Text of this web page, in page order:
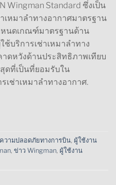
Wingman Standard ซึ่งเป็น
เหมาลำทางอากาศมาตรฐาน
นดเกณฑ์มาตรฐานด้าน
บริการเช่าเหมาลำทาง
ดหวังด้านประสิทธิภาพเทียบ
ดที่เป็นที่ยอมรับใน
ช่าเหมาลำทางอากาศ.
ความปลอดภัยทางการบิน, ผู้ใช้งาน
, ข่าว Wingman, ผู้ใช้งาน